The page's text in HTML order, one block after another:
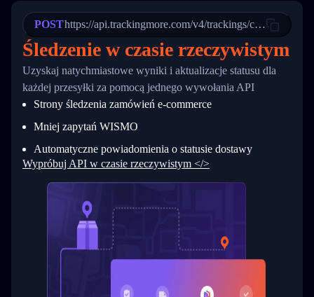
24
26
27
28
29
30
31
32
33
34
          },
          {
            "Date": "2017-03-06 15:28:00",
"StatusDescription": "Shipment
"Details": "BEIJING-
          }
        ]
      }
  }
}
POSThttps://api.trackingmore.com/v4/trackings/create
Śledzenie w czasie rzeczywistym
Uzyskaj natychmiastowe wyniki i aktualizacje statusu dla
każdej przesyłki za pomocą jednego wywołania API
Strony śledzenia zamówień e-commerce
Mniej zapytań WISMO
Automatyczne powiadomienia o statusie dostawy
Wypróbuj API w czasie rzeczywistym </>